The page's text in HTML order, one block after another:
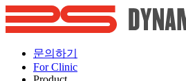
문의하기
For Clinic